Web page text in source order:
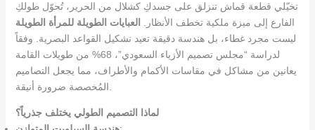
تخيّلي قطعة قماش تنزلق على جسدكِ كشلال من الحرير، تُحوّل طولكِ
الفارع إلى ميزة ملكية تخطف الأنظار.
العبايات الطويلة للمرأة الطويلة
ليست مجرد غطاء، بل هندسة دقيقة تعيد تشكيل القواعد البصرية. وفقاً
لدراسة “مجلس تصميم الأزياء السعودي”، 68% من طويلات القامة
يعانين من مشاكل في مقاسات الأكمام والأطراف، مما يجعل التصاميم
لماذا التصميم الطولي يختلف جذرياً؟